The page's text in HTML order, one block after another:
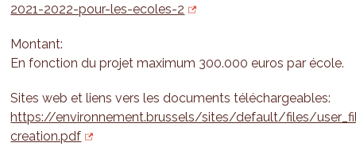
2021-2022-pour-les-ecoles-2
Montant:
En fonction du projet maximum 300.000 euros par école.
Sites web et liens vers les documents téléchargeables:
https://environnement.brussels/sites/default/files/
creation.pdf